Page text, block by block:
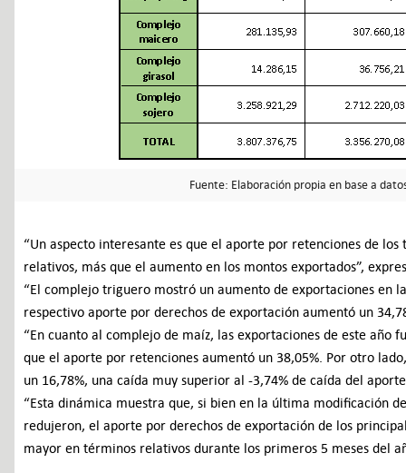
Fuente: Elaboración propia en base a
“Un aspecto interesante es que el aporte por retenciones de
relativos, más que el aumento en los montos exportados”,
“El complejo triguero mostró un aumento de exportaciones en
respectivo aporte por derechos de exportación aumentó un
“En cuanto al complejo de maíz, las exportaciones de este año
que el aporte por retenciones aumentó un 38,05%. Por otro
un 16,78%, una caída muy superior al -3,74% de caída del
“Esta dinámica muestra que, si bien en la última modificación
redujeron, el aporte por derechos de exportación de los
mayor en términos relativos durante los primeros 5 meses del